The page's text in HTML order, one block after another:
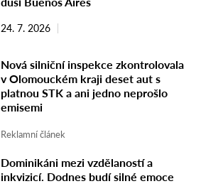
24. 7. 2026
Nová silniční inspekce zkontrolovala
v Olomouckém kraji deset aut s
platnou STK a ani jedno neprošlo
emisemi
Reklamní článek
Dominikáni mezi vzdělaností a
inkvizicí. Dodnes budí silné emoce